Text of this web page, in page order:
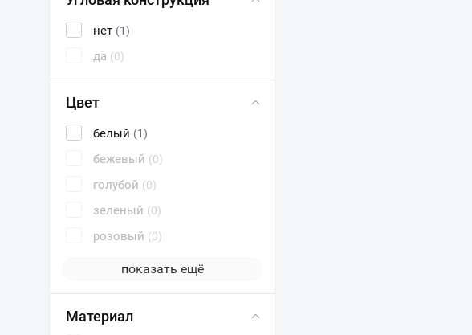
нет (1)
да (0)
Цвет
белый (1)
бежевый (0)
голубой (0)
зеленый (0)
розовый (0)
показать ещё
Материал